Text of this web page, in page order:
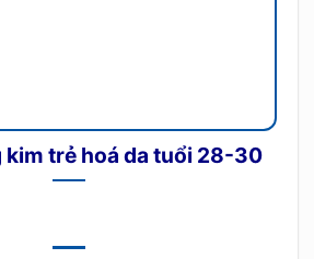
kim trẻ hoá da tuổi 28-30